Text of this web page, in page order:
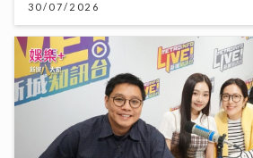
30/07/2026